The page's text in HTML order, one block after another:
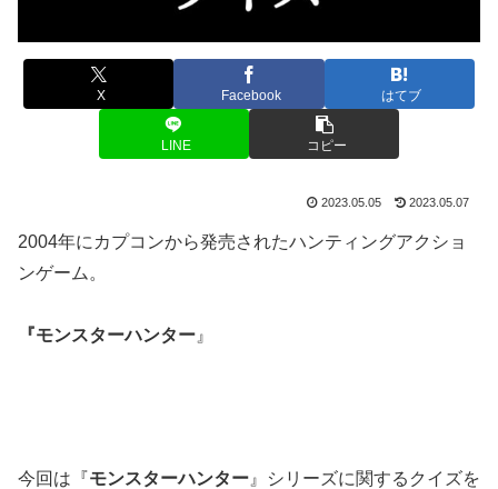
X Facebook はてブ
LINE コピー
2023.05.05 2023.05.07
2004年にカプコンから発売されたハンティングアクショ
ンゲーム。
『モンスターハンター 』
今回は『モンスターハンター 』シリーズに関するクイズを